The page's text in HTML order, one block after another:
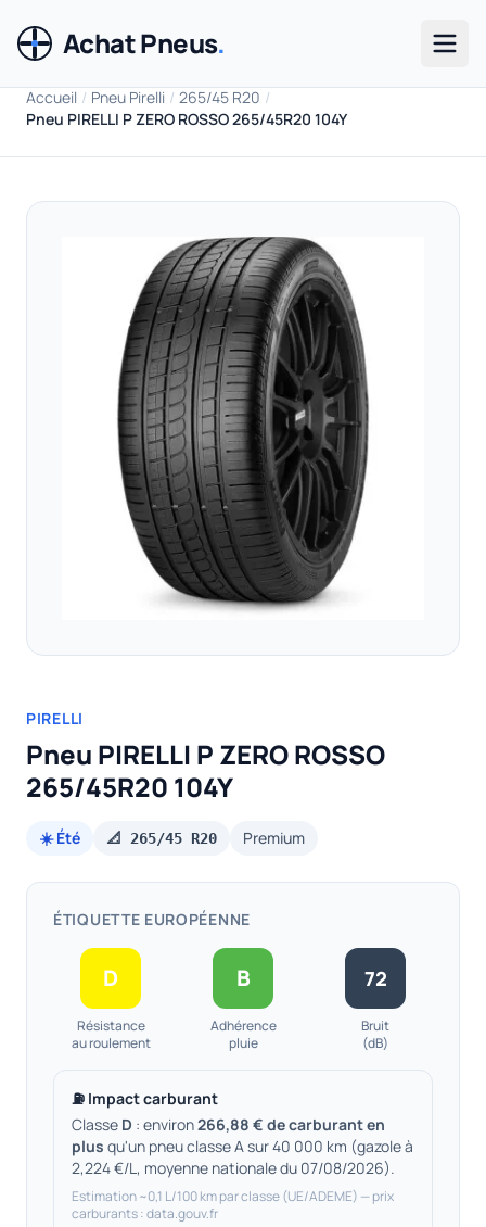
Achat Pneus.
Accueil / Pneu Pirelli / 265/45 R20 /
Pneu PIRELLI P ZERO ROSSO 265/45R20 104Y
PIRELLI
Pneu PIRELLI P ZERO ROSSO
265/45R20 104Y
☀️ Été 📐 265/45 R20 Premium
ÉTIQUETTE EUROPÉENNE
D
Résistance
au roulement
B
Adhérence
pluie
72
Bruit
(dB)
⛽ Impact carburant
Classe D : environ266,88 € de carburant en
plus qu'un pneu classe A sur 40 000 km (gazole à
2,224 €/L, moyenne nationale du 07/08/2026).
Estimation ~0,1 L/100 km par classe (UE/ADEME) — prix
carburants : data.gouv.fr